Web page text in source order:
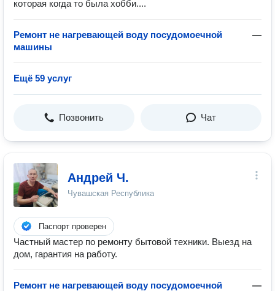
которая когда то была хобби....
Ремонт не нагревающей воду посудомоечной
машины
—
Ещё 59 услуг
Позвонить Чат
Андрей Ч.
Чувашская Республика
Паспорт проверен
Частный мастер по ремонту бытовой техники. Выезд на
дом, гарантия на работу.
Ремонт не нагревающей воду посудомоечной
—